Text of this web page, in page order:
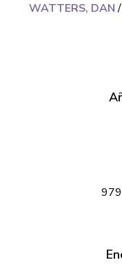
WATTERS, DAN/